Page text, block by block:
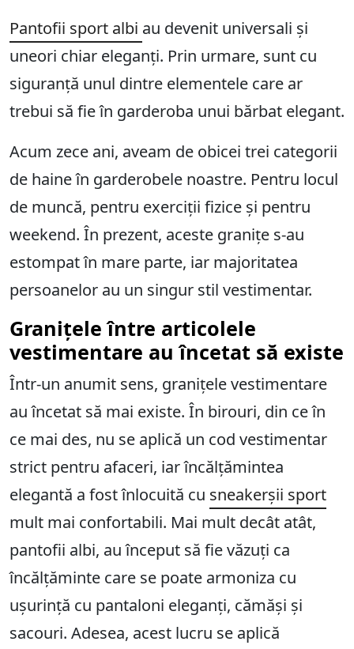
Pantofii sport albi au devenit universali și
uneori chiar eleganți. Prin urmare, sunt cu
siguranță unul dintre elementele care ar
trebui să fie în garderoba unui bărbat elegant.
Acum zece ani, aveam de obicei trei categorii
de haine în garderobele noastre. Pentru locul
de muncă, pentru exerciții fizice și pentru
weekend. În prezent, aceste granițe s-au
estompat în mare parte, iar majoritatea
persoanelor au un singur stil vestimentar.
Granițele între articolele
vestimentare au încetat să existe
Într-un anumit sens, granițele vestimentare
au încetat să mai existe. În birouri, din ce în
ce mai des, nu se aplică un cod vestimentar
strict pentru afaceri, iar încălțămintea
elegantă a fost înlocuită cu sneakerșii sport
mult mai confortabili. Mai mult decât atât,
pantofii albi, au început să fie văzuți ca
încălțăminte care se poate armoniza cu
ușurință cu pantaloni eleganți, cămăși și
sacouri. Adesea, acest lucru se aplică